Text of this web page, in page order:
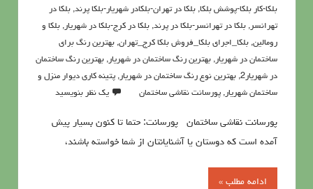
بلکا-کار بلکا-پوشش بلکا, بلکا در تهران-بلکادر شهریار-بلکا پرند, بلکا در
تهرانسر , بلکا در تهرانسر-بلکا در پرند, بلکا در کرج-بلکا در شهریار , بلکا و
رومالین, بلکا_اجرای بلکا_فروش بلکا کرج_تهران, بهترین رنگ برای
ساختمان در شهریار , بهترین رنگ ساختمان در شهریار , بهترین رنگ ساختمان
در شهریار2
, بهترین نوع رنگ ساختمان در شهریار , پتينه کاري ديوار منزل و
ساختمان شهریار , پورسانت نقاشی ساختمان یک نظر بنویسید
پورسانت نقاشی ساختمان پورسانت: حتما تا کنون بسيار پيش
آمده است که دوستان يا آشنايانتان از شما خواسته باشند،
ادامه مطلب »